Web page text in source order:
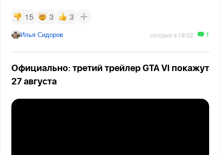
15 3 3
Илья Сидоров сегодня в 18:02 1
Официально: третий трейлер GTA VI покажут
27 августа